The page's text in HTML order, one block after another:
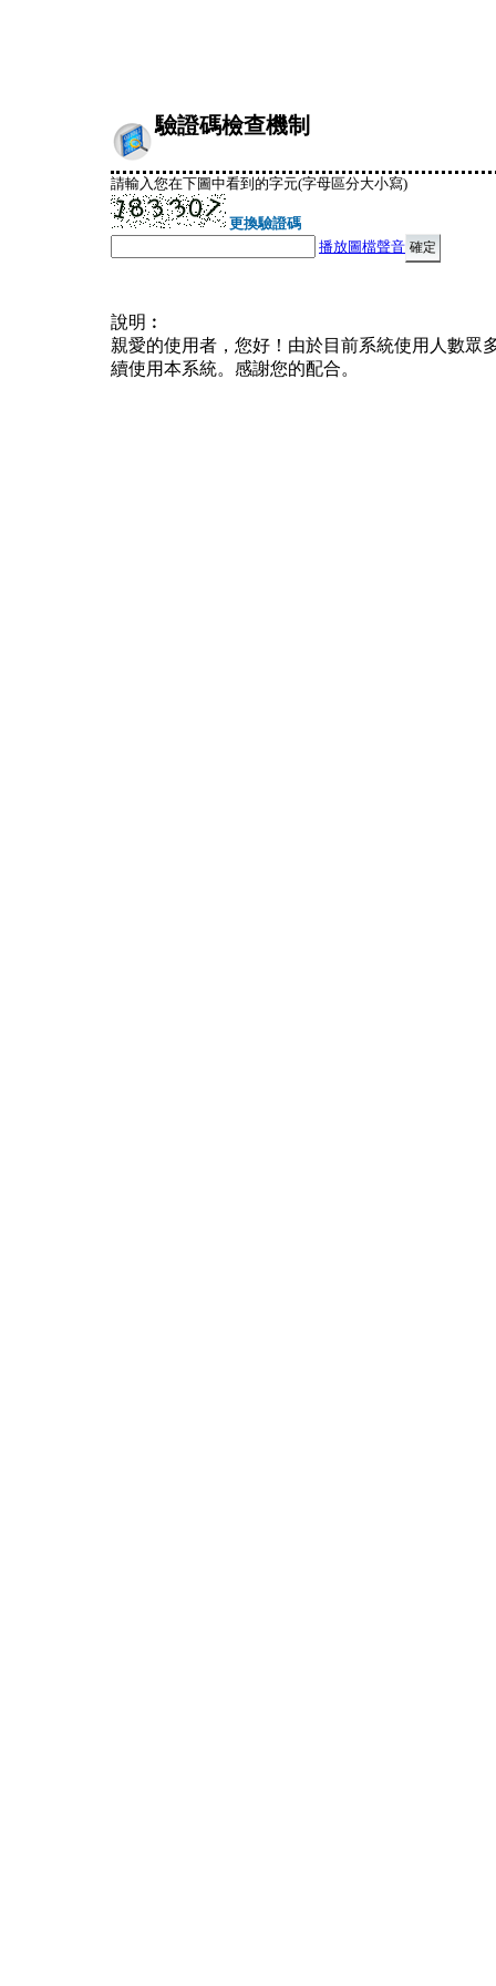
驗證碼檢查機制
請輸入您在下圖中看到的字元(字母區分大小寫)
更換驗證碼
播放圖檔聲音
說明︰
親愛的使用者，您好！由於目前系統使用人數眾
續使用本系統。感謝您的配合。